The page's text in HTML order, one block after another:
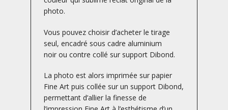
photo.
Vous pouvez choisir d’acheter le tirage
seul, encadré sous cadre aluminium
noir ou contre collé sur support Dibond.
La photo est alors imprimée sur papier
Fine Art puis collée sur un support Dibond,
permettant d’allier la finesse de